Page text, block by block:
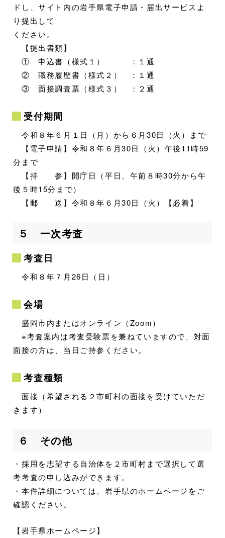
ドし、サイト内の岩手県電子申請・届出サービスよ
り提出して
ください。
【提出書類】
① 申込書（様式１） ：１通
② 職務履歴書（様式２） ：１通
③ 面接調査票（様式３） ：２通
受付期間
令和８年６月１日（月）から６月30日（火）まで
【電子申請】令和８年６月30日（火）午後11時59
分まで
【持 参】開庁日（平日、午前８時30分から午
後５時15分まで）
【郵 送】令和８年６月30日（火）【必着】
５ 一次考査
考査日
令和８年７月26日（日）
会場
盛岡市内またはオンライン（Zoom）
※考査案内は考査受験票を兼ねていますので、対面
面接の方は、当日ご持参ください。
考査種類
面接（希望される２市町村の面接を受けていただ
きます）
６ その他
・採用を志望する自治体を２市町村まで選択して選
考考査の申し込みができます。
・本件詳細については、岩手県のホームページをご
確認ください。
【岩手県ホームページ】